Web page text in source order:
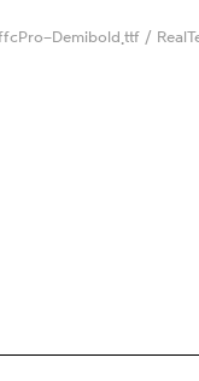
Demibold.ttf /